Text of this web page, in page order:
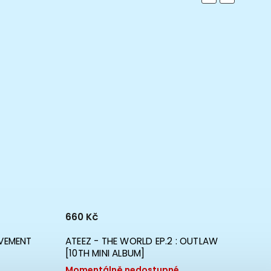
ATEEZ - THE WORLD EP.2 : OUTLAW
[10TH MINI ALBUM]
660 Kč